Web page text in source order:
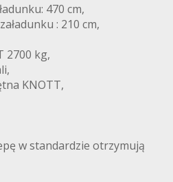
470 cm,
: 210 cm,
2700 kg,
KNOTT,
w standardzie otrzymują